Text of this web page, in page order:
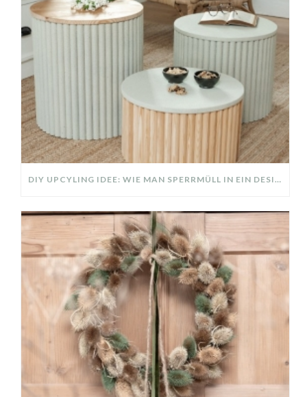
DIY UPCYLING IDEE: WIE MAN SPERRMÜLL IN EIN DESIGNER TEIL VERWANDELT